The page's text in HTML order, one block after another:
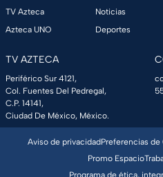
TV Azteca
Azteca UNO
Noticias
Deportes
TV AZTECA
Periférico Sur 4121,
Col. Fuentes Del Pedregal,
C.P. 14141,
Ciudad De México, México.
Aviso de privacidadPreferencias de
Promo Espacio
Programa de ética,